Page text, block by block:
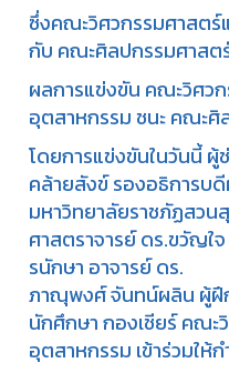
ซึ่งคณะวิศวกรรมศาสตร์
กับ คณะศิลปกรรมศาสต
ผลการแข่งขัน คณะวิศว
อุตสาหกรรม ชนะ คณะศิ
โดยการแข่งขันในวันนี้
คล้ายสังข์ รองอธิการบ
มหาวิทยาลัยราชภัฏสว
ศาสตราจารย์ ดร.ขวัญ
รนักษา อาจารย์ ดร.
ภาณุพงศ์ จันทน์ผลิน ผู้ฝึ
นักศึกษา กองเชียร์ คณะ
อุตสาหกรรม เข้าร่วมให้ก